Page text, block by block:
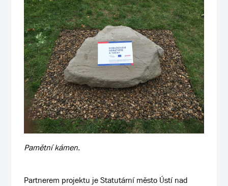
Pamětní kámen.
Partnerem projektu je Statutární město Ústí nad